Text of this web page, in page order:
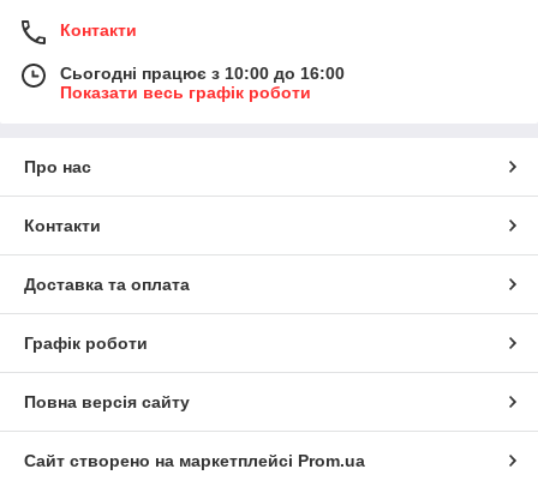
Контакти
Сьогодні працює з 10:00 до 16:00
Показати весь графік роботи
Про нас
Контакти
Доставка та оплата
Графік роботи
Повна версія сайту
Сайт створено на маркетплейсі Prom.ua